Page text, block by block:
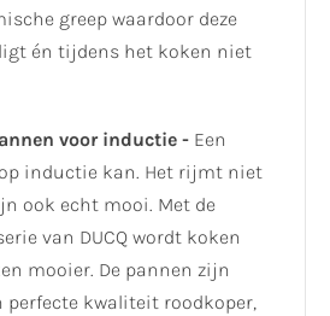
greep waardoor deze
én tijdens het koken niet
voor inductie - Een
inductie kan. Het rijmt niet
ook echt mooi. Met de
van DUCQ wordt koken
mooier. De pannen zijn
perfecte kwaliteit roodkoper,